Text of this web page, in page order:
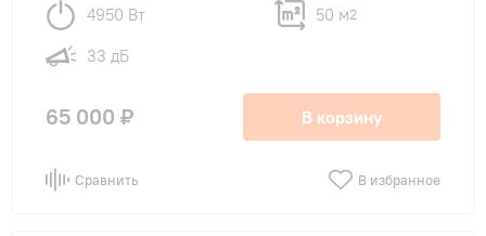
4950 Вт 50 м2
33 дБ
65 000 ₽ В корзину
Сравнить В избранное